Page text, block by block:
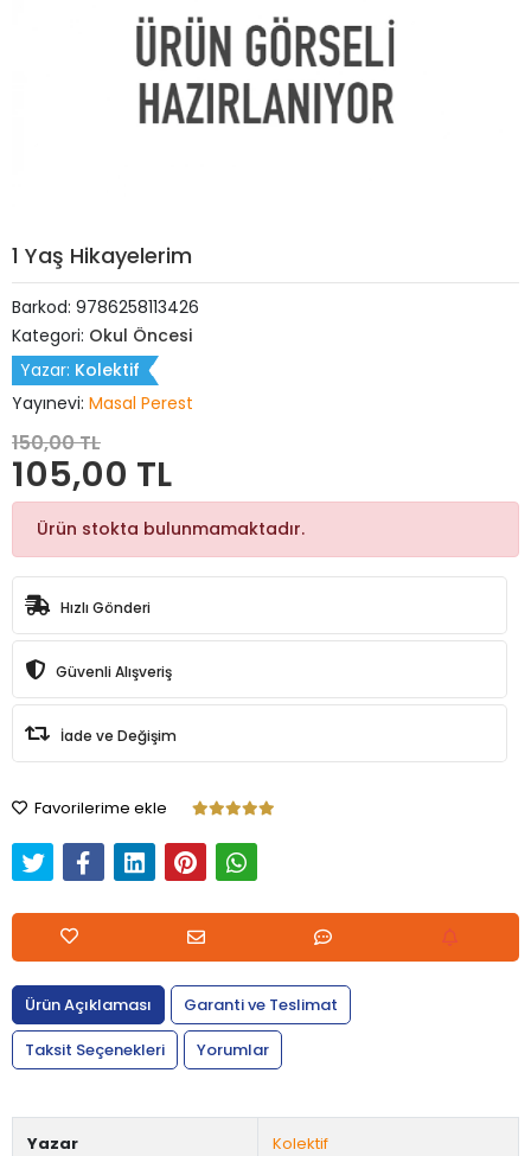
1 Yaş Hikayelerim
Barkod: 9786258113426
Kategori: Okul Öncesi
Yazar: Kolektif
Yayınevi: Masal Perest
150,00 TL
105,00 TL
Ürün stokta bulunmamaktadır.
Hızlı Gönderi
Güvenli Alışveriş
İade ve Değişim
Favorilerime ekle
Ürün Açıklaması
Garanti ve Teslimat
Taksit Seçenekleri
Yorumlar
Yazar Kolektif